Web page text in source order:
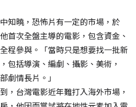
知曉，恐怖片有一定的市場，於
首次全盤主導的電影，包含資金、
程參與。「當時只是想要找一批新
包括導演、編劇、攝影、美術，
劇情長片。」
，台灣電影近年難打入海外市場，